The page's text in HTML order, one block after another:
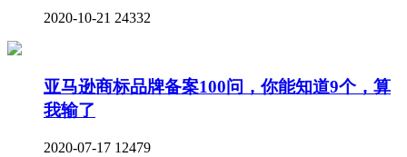
2020-10-21 24332
亚马逊商标品牌备案100问，你能知道9个，算
我输了
2020-07-17 12479